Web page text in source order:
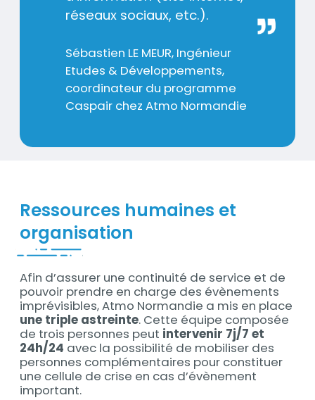
réseaux sociaux, etc.).
Nom
/
Prénom
/
Sébastien LE MEUR, Ingénieur
Etudes & Développements,
coordinateur du programme
Caspair chez Atmo Normandie
Ressources humaines et
organisation
Contenu
Afin d’assurer une continuité de service et de
pouvoir prendre en charge des évènements
imprévisibles, Atmo Normandie a mis en place
une triple astreinte. Cette équipe composée
de trois personnes peut intervenir 7j/7 et
24h/24 avec la possibilité de mobiliser des
personnes complémentaires pour constituer
une cellule de crise en cas d’évènement
important.